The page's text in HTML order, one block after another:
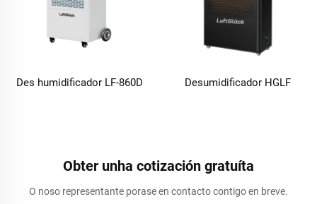
Des humidificador LF-860D Desumidificador HGLF
Obter unha cotización gratuíta
O noso representante porase en contacto contigo en breve.